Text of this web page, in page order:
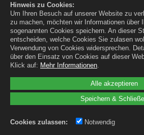
Alle akzeptieren
Speichern &
Hinweis zu Cookies:
Um Ihren Besuch auf unserer Website zu
zu machen, möchten wir Informationen über
sogenannten Cookies speichern. An dieser
entscheiden, welche Cookies Sie zulasen
Verwendung von Cookies widersprechen.
über den Einsatz von Cookies auf dieser
Klick auf: Mehr Informationen
Cookies zulassen: Notwendig